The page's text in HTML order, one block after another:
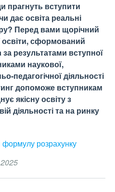
прагнуть вступити
дає освіта реальні
Перед вами щорічний
освіти, сформований
результатами вступної
наукової,
педагогічної діяльності
допоможе вступникам
якісну освіту з
діяльності та на ринку
формулу розрахунку